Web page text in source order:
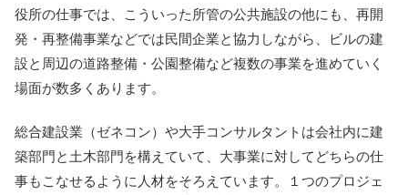
役所の仕事では、こういった所管の公共施設の他にも、再開
発・再整備事業などでは民間企業と協力しながら、ビルの建
設と周辺の道路整備・公園整備など複数の事業を進めていく
場面が数多くあります。
総合建設業（ゼネコン）や大手コンサルタントは会社内に建
築部門と土木部門を構えていて、大事業に対してどちらの仕
事もこなせるように人材をそろえています。１つのプロジェ